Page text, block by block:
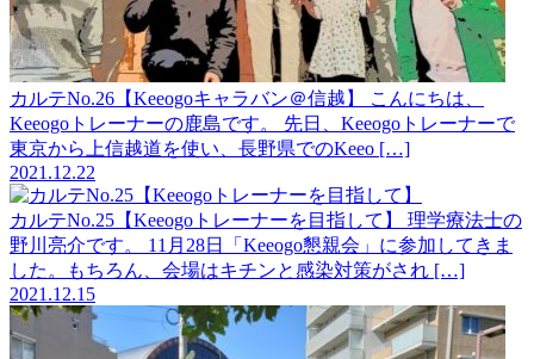
カルテNo.26【Keeogoキャラバン＠信越】
こんにちは、
Keeogoトレーナーの鹿島です。 先日、Keeogoトレーナーで
東京から上信越道を使い、長野県でのKeeo […]
2021.12.22
カルテNo.25【Keeogoトレーナーを目指して】
理学療法士の
野川亮介です。 11月28日「Keeogo懇親会」に参加してきま
した。もちろん、会場はキチンと感染対策がされ […]
2021.12.15